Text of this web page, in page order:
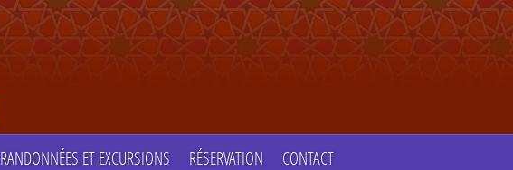
RANDONNÉES ET EXCURSIONS RÉSERVATION CONTACT